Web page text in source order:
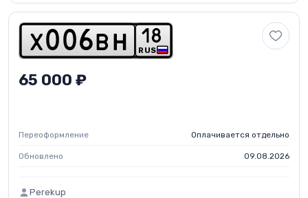
x 0 0 6 b h RUS
1 8
65 000 ₽
Переоформление Оплачивается отдельно
Обновлено 09.08.2026
Perekup